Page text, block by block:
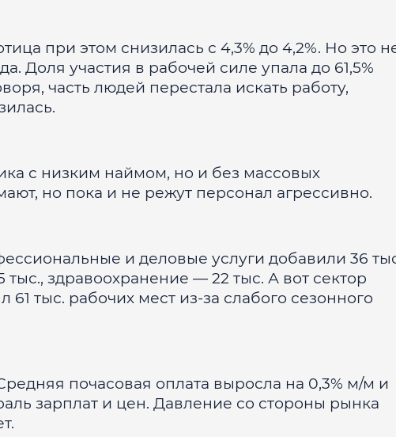
при этом снизилась с 4,3% до 4,2%. Но это
Доля участия в рабочей силе упала до 61,5%
часть людей перестала искать работу,
с низким наймом, но и без массовых
но пока и не режут персонал агрессивно.
и деловые услуги добавили 36
здравоохранение — 22 тыс. А вот сектор
тыс. рабочих мест из-за слабого сезонного
почасовая оплата выросла на 0,3% м/м и
зарплат и цен. Давление со стороны рынка